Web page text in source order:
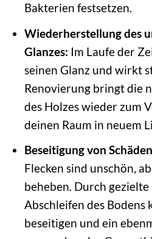
Bakterien festsetzen.
Wiederherstellung des
Glanzes: Im Laufe der
seinen Glanz und wirkt
Renovierung bringt die
des Holzes wieder zum
deinen Raum in neuem
Beseitigung von
Flecken sind unschön,
beheben. Durch
Abschleifen des Bodens
beseitigen und ein